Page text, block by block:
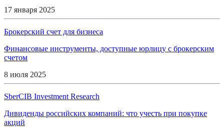
17 января 2025
Брокерский счет для бизнеса
Финансовые инструменты, доступные юрлицу с брокерским
счетом
8 июля 2025
SberCIB Investment Research
Дивиденды российских компаний: что учесть при покупке
акций